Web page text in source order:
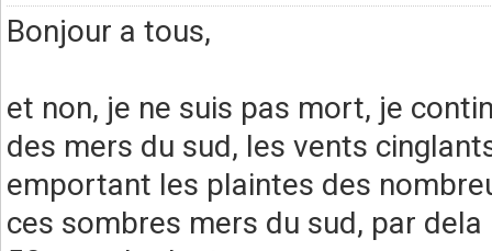
Bonjour a tous,
et non, je ne suis pas mort, je
des mers du sud, les vents
emportant les plaintes des
ces sombres mers du sud, par